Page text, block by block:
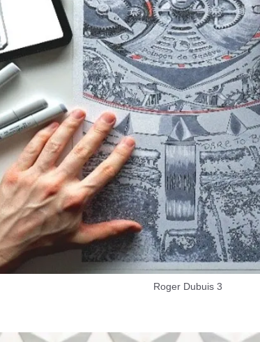
Roger Dubuis 3